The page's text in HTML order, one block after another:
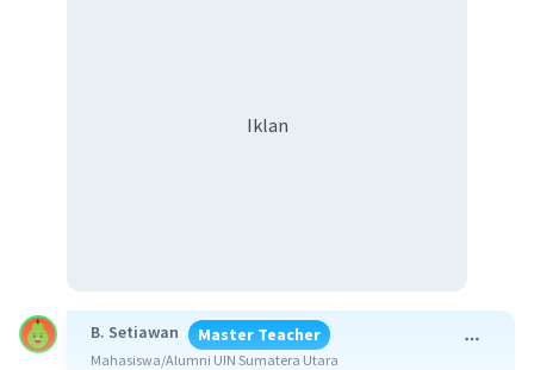
Iklan
B. Setiawan Master Teacher
Mahasiswa/Alumni UIN Sumatera Utara